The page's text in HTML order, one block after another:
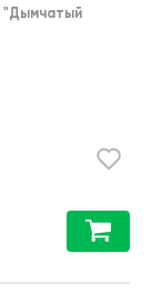
"Дымчатый